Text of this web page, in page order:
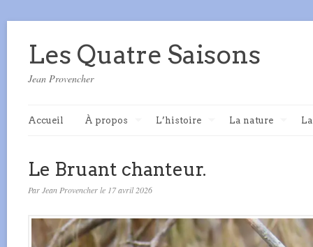
Les Quatre Saisons
Jean Provencher
Accueil À propos L’histoire La nature
Le Bruant chanteur.
Par Jean Provencher le 17 avril 2026